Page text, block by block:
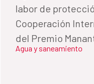
labor de
Cooperación
del Premio
este premio por
Agua y saneamiento